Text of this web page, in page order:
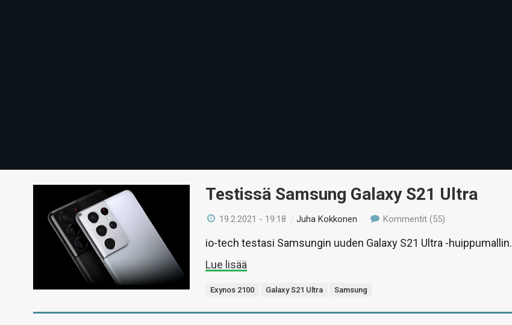
Testissä Samsung Galaxy S21 Ultra
19.2.2021 - 19:18 /Juha Kokkonen Kommentit (55)
io-tech testasi Samsungin uuden Galaxy S21 Ultra -huippumallin.
Lue lisää
Exynos 2100 Galaxy S21 Ultra Samsung